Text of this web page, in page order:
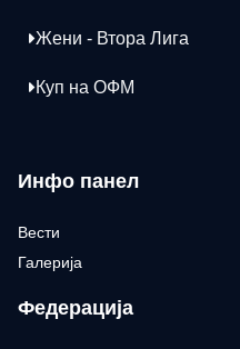
Жени - Втора Лига
Куп на ОФМ
Инфо панел
Вести
Галерија
Федерација